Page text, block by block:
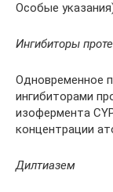
Особые
Ингибиторы
Одновременное
ингибиторами
изофермента
концентрации
Дилтиазем